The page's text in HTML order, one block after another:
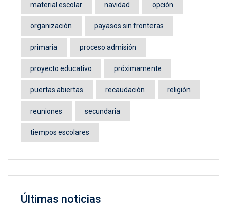
material escolar navidad opción
organización payasos sin fronteras
primaria proceso admisión
proyecto educativo próximamente
puertas abiertas recaudación religión
reuniones secundaria
tiempos escolares
Últimas noticias